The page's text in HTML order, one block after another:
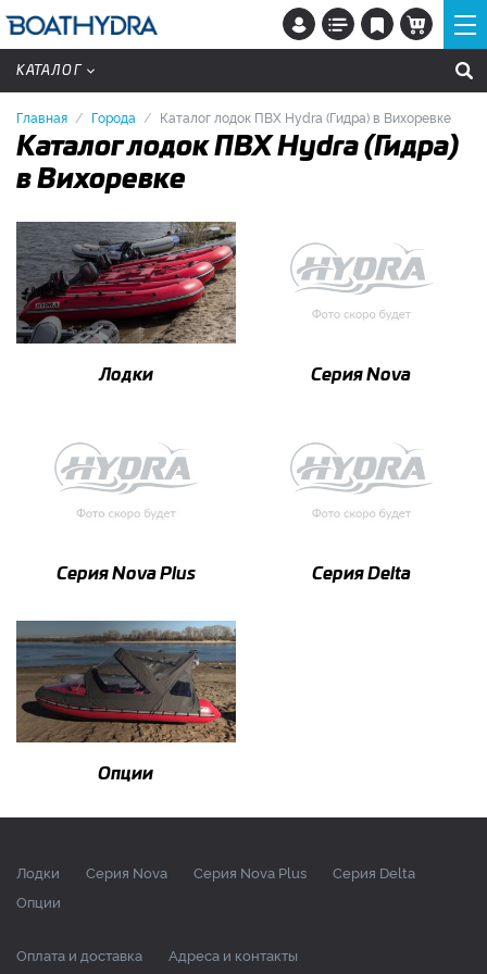
КАТАЛОГ
Главная Города Каталог лодок ПВХ Hydra (Гидра) в Вихоревке
Каталог лодок ПВХ Hydra (Гидра)
в Вихоревке
Лодки Серия Nova
Серия Nova Plus Серия Delta
Опции
Лодки Серия Nova Серия Nova Plus
Серия Delta
Опции
Оплата и доставка Адреса и контакты